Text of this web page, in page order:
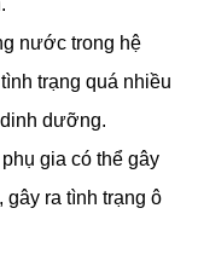
nước trong hệ
trạng quá nhiều
dưỡng.
gia có thể gây
gây ra tình trạng ô